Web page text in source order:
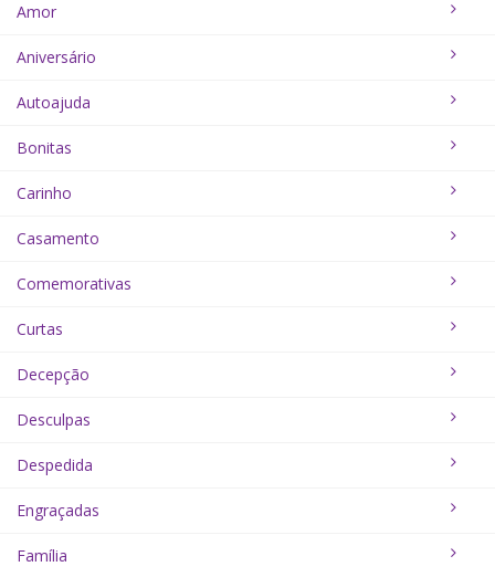
Amor
Aniversário
Autoajuda
Bonitas
Carinho
Casamento
Comemorativas
Curtas
Decepção
Desculpas
Despedida
Engraçadas
Família